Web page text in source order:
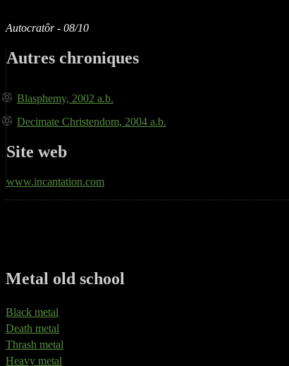
Autocratôr - 08/10
Autres chroniques
Blasphemy, 2002 a.b.
Decimate Christendom, 2004 a.b.
Site web
www.incantation.com
Metal old school
Black metal
Death metal
Thrash metal
Heavy metal